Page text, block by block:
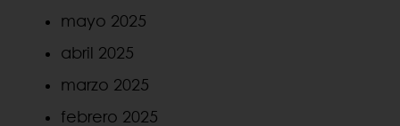
mayo 2025
abril 2025
marzo 2025
febrero 2025